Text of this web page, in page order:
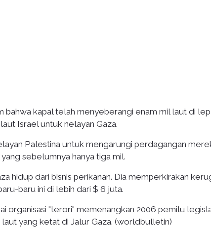
bahwa kapal telah menyeberangi enam mil laut di
Israel untuk nelayan Gaza.
Palestina untuk mengarungi perdagangan
sebelumnya hanya tiga mil.
hidup dari bisnis perikanan. Dia memperkirakan
baru ini di lebih dari $ 6 juta.
organisasi "terori" memenangkan 2006 pemilu
yang ketat di Jalur Gaza. (worldbulletin)